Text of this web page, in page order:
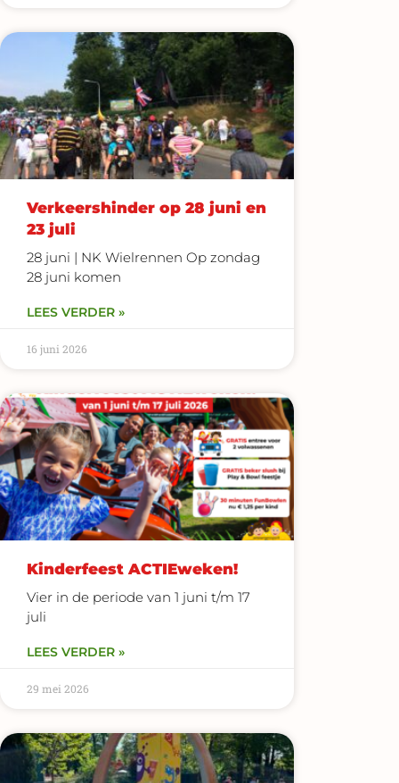
Verkeershinder op 28 juni en
23 juli
28 juni | NK Wielrennen Op zondag
28 juni komen
LEES VERDER »
16 juni 2026
Kinderfeest ACTIEweken!
Vier in de periode van 1 juni t/m 17
juli
LEES VERDER »
29 mei 2026